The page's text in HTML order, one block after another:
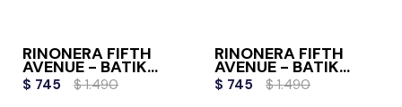
RIÑONERA FIFTH
AVENUE - BATIK
WASH
$ 745 $ 1.490
RIÑONERA FIFTH
AVENUE - BATIK
BAUDD
$ 745 $ 1.490